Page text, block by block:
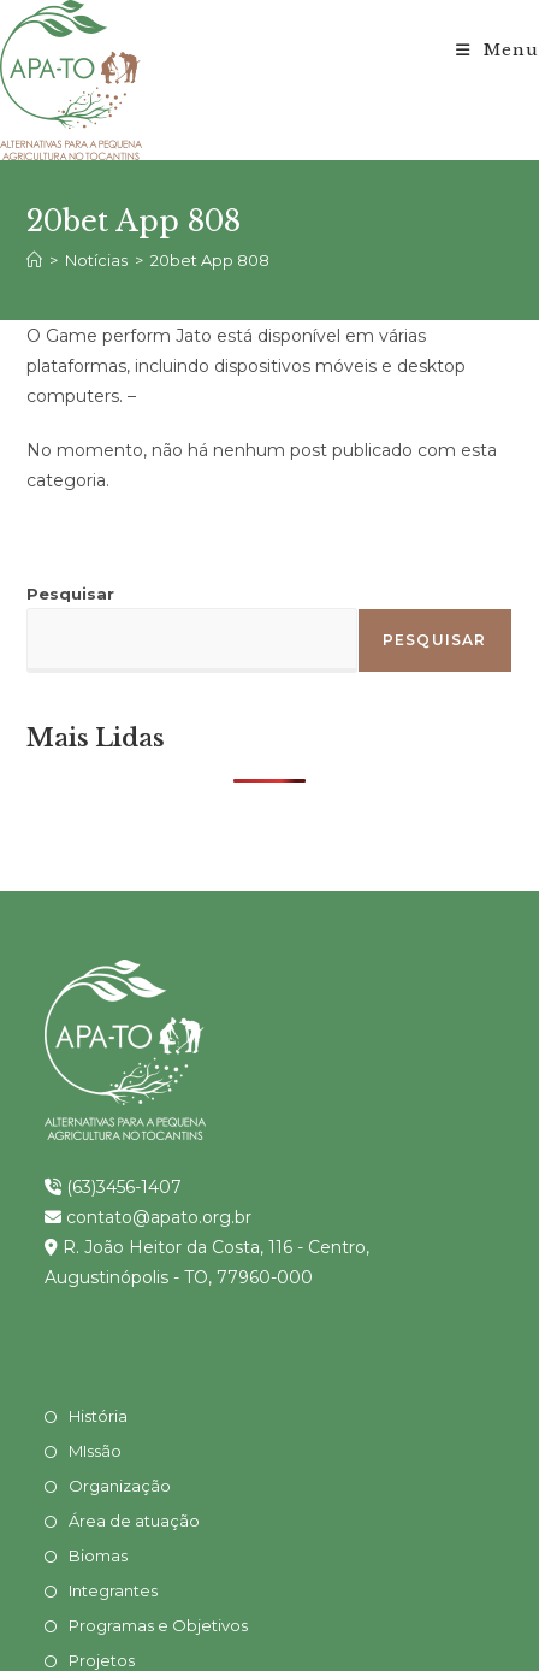
para
o
conteúdo
Menu
20bet App 808
> Notícias > 20bet App 808
O Game perform Jato está disponível em várias
plataformas, incluindo dispositivos móveis e desktop
computers. –
No momento, não há nenhum post publicado com esta
categoria.
Pesquisar
PESQUISAR
Mais Lidas
(63)3456-1407
contato@apato.org.br
R. João Heitor da Costa, 116 - Centro,
Augustinópolis - TO, 77960-000
História
MIssão
Organização
Área de atuação
Biomas
Integrantes
Programas e Objetivos
Projetos